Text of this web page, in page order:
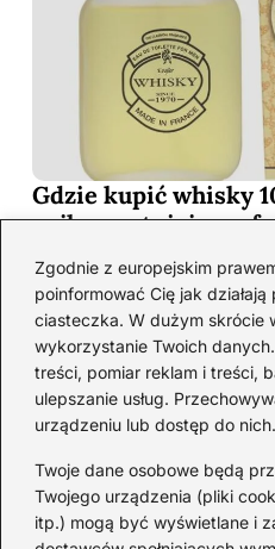
Zgodnie z europejskim
poinformować Cię jak
ciasteczka. W dużym skrócie
wykorzystanie Twoich
treści, pomiar reklam i treści,
ulepszanie usług.
urządzeniu lub dostęp do nich.
Twoje dane osobowe będą
Twojego urządzenia (pliki
itp.) mogą być wyświetlane i
Gdzie kupić whisky
najkorzystniejsze
2026-06-26
Kategorie
Koktajle(128)
Likier (10)
Piwo(28)
Porady(68)